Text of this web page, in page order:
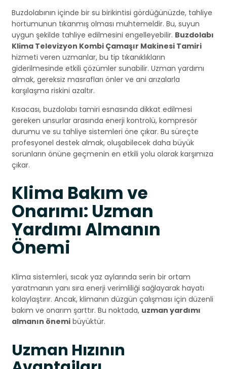
Buzdolabının içinde bir su birikintisi gördüğünüzde, tahliye
hortumunun tıkanmış olması muhtemeldir. Bu, suyun
uygun şekilde tahliye edilmesini engelleyebilir. Buzdolabı
Klima Televizyon Kombi Çamaşır Makinesi Tamiri
hizmeti veren uzmanlar, bu tip tıkanıklıkların
giderilmesinde etkili çözümler sunabilir. Uzman yardımı
almak, gereksiz masrafları önler ve ani arızalarla
karşılaşma riskini azaltır.
Kısacası, buzdolabı tamiri esnasında dikkat edilmesi
gereken unsurlar arasında enerji kontrolü, kompresör
durumu ve su tahliye sistemleri öne çıkar. Bu süreçte
profesyonel destek almak, oluşabilecek daha büyük
sorunların önüne geçmenin en etkili yolu olarak karşımıza
çıkar.
Klima Bakım ve
Onarımı: Uzman
Yardımı Almanın
Önemi
Klima sistemleri, sıcak yaz aylarında serin bir ortam
yaratmanın yanı sıra enerji verimliliği sağlayarak hayatı
kolaylaştırır. Ancak, klimanın düzgün çalışması için düzenli
bakım ve onarım şarttır. Bu noktada, uzman yardımı
almanın önemi büyüktür.
Uzman Hızının